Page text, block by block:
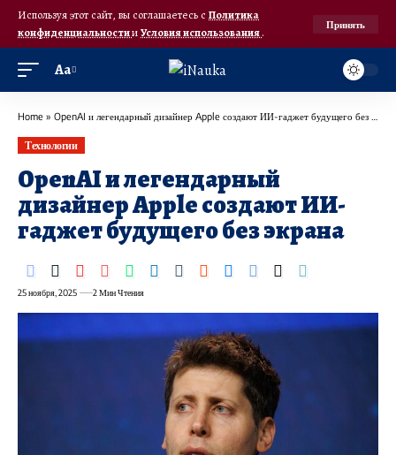
Используя этот сайт, вы соглашаетесь с Политика
конфиденциальностииУсловия использования.
Принять
Аа
Home » OpenAI и легендарный дизайнер Apple создают ИИ-гаджет будущего без экрана
Технологии
OpenAI и легендарный
дизайнер Apple создают ИИ-
гаджет будущего без экрана
25 ноября, 2025 2 Мин Чтения